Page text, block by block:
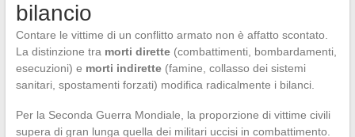
bilancio
Contare le vittime di un conflitto armato non è affatto scontato.
La distinzione tra morti dirette(combattimenti, bombardamenti,
esecuzioni) e morti indirette(famine, collasso dei sistemi
sanitari, spostamenti forzati) modifica radicalmente i bilanci.
Per la Seconda Guerra Mondiale, la proporzione di vittime civili
supera di gran lunga quella dei militari uccisi in combattimento.